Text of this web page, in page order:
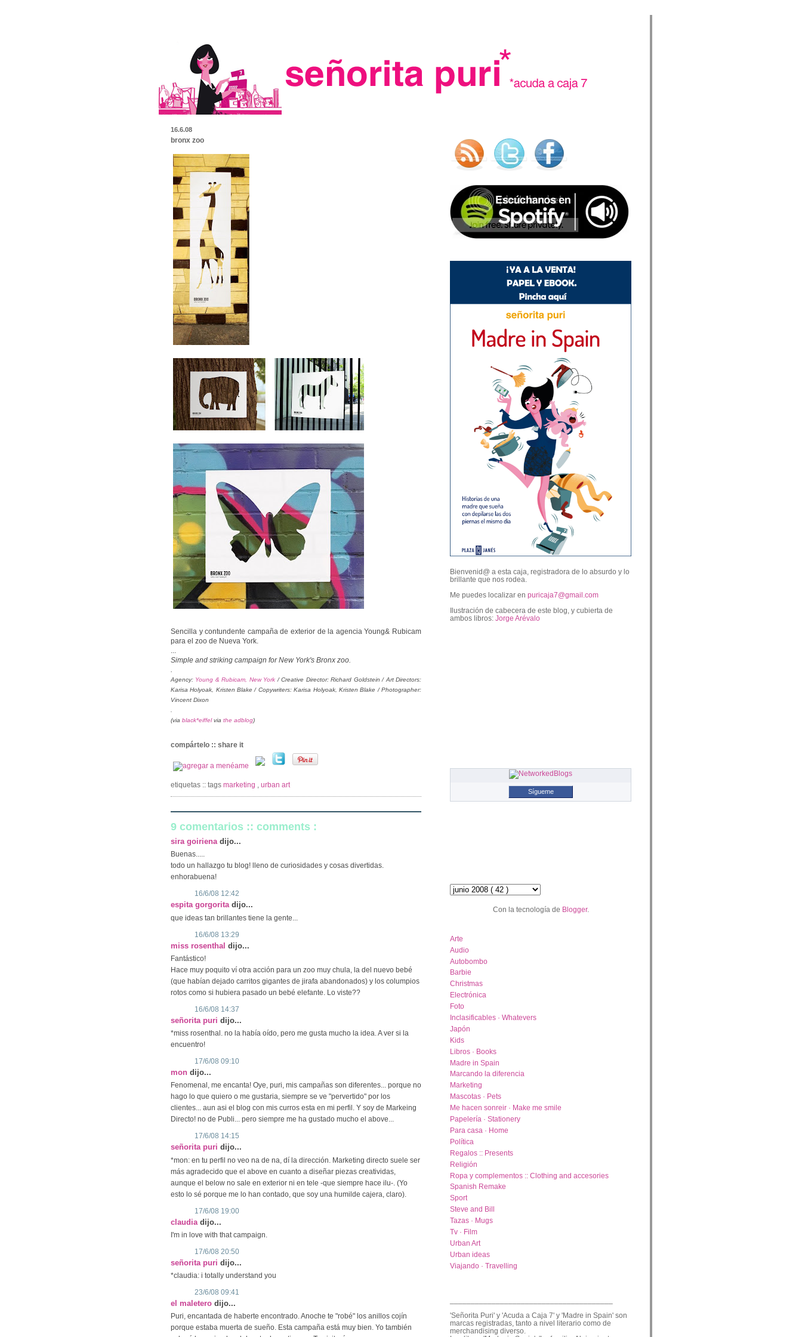
16.6.08
bronx zoo
Sencilla y contundente campaña de exterior de la agencia Young& Rubicam
para el zoo de Nueva York.
...
Simple and striking campaign for New York's Bronx zoo.
.
Agency: Young & Rubicam, New York / Creative Director: Richard Goldstein / Art Directors:
Karisa Holyoak, Kristen Blake / Copywriters: Karisa Holyoak, Kristen Blake / Photographer:
Vincent Dixon
(via black*eiffelvia the adblog)
compártelo :: share it
etiquetas :: tags marketing , urban art
9 comentarios :: comments :
sira goiriena dijo...
Buenas.....
todo un hallazgo tu blog! lleno de curiosidades y cosas divertidas.
enhorabuena!
16/6/08 12:42
espita gorgorita dijo...
que ideas tan brillantes tiene la gente...
16/6/08 13:29
miss rosenthal dijo...
Fantástico!
Hace muy poquito ví otra acción para un zoo muy chula, la del nuevo bebé
(que habían dejado carritos gigantes de jirafa abandonados) y los columpios
rotos como si hubiera pasado un bebé elefante. Lo viste??
16/6/08 14:37
señorita puri dijo...
*miss rosenthal. no la había oído, pero me gusta mucho la idea. A ver si la
encuentro!
17/6/08 09:10
mon dijo...
Fenomenal, me encanta! Oye, puri, mis campañas son diferentes... porque no
hago lo que quiero o me gustaria, siempre se ve "pervertido" por los
clientes... aun asi el blog con mis curros esta en mi perfil. Y soy de Markeing
Directo! no de Publi... pero siempre me ha gustado mucho el above...
17/6/08 14:15
señorita puri dijo...
*mon: en tu perfil no veo na de na, dí la dirección. Marketing directo suele ser
más agradecido que el above en cuanto a diseñar piezas creatividas,
aunque el below no sale en exterior ni en tele -que siempre hace ilu-. (Yo
esto lo sé porque me lo han contado, que soy una humilde cajera, claro).
17/6/08 19:00
claudia dijo...
I'm in love with that campaign.
17/6/08 20:50
señorita puri dijo...
*claudia: i totally understand you
23/6/08 09:41
el maletero dijo...
Puri, encantada de haberte encontrado. Anoche te "robé" los anillos cojín
porque estaba muerta de sueño. Esta campaña está muy bien. Yo también
Bienvenid@ a esta caja, registradora de lo absurdo y lo
brillante que nos rodea.
Me puedes localizar en puricaja7@gmail.com
Ilustración de cabecera de este blog, y cubierta de
ambos libros: Jorge Arévalo
Sígueme
Con la tecnología de Blogger.
Arte
Audio
Autobombo
Barbie
Christmas
Electrónica
Foto
Inclasificables · Whatevers
Japón
Kids
Libros · Books
Madre in Spain
Marcando la diferencia
Marketing
Mascotas · Pets
Me hacen sonreir · Make me smile
Papelería · Stationery
Para casa · Home
Política
Regalos :: Presents
Religión
Ropa y complementos :: Clothing and accesories
Spanish Remake
Sport
Steve and Bill
Tazas · Mugs
Tv · Film
Urban Art
Urban ideas
Viajando · Travelling
'Señorita Puri' y 'Acuda a Caja 7' y 'Madre in Spain' son
marcas registradas, tanto a nivel literario como de
merchandising diverso.